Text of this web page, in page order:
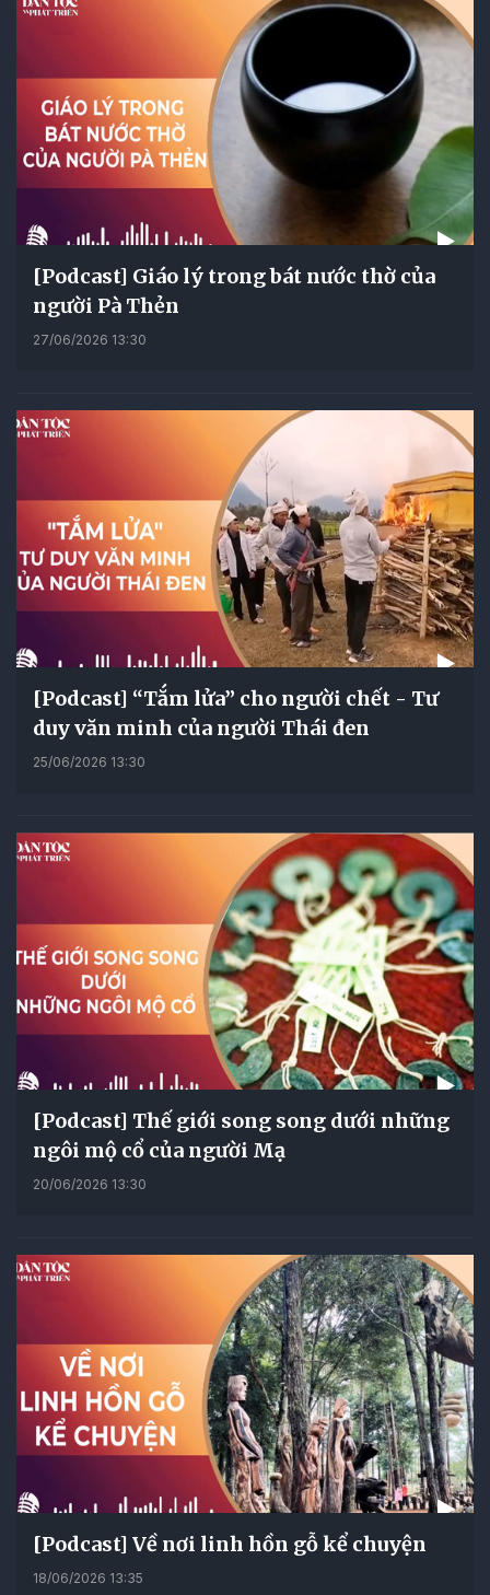
[Podcast] Giáo lý trong bát nước thờ của
người Pà Thẻn
27/06/2026 13:30
[Podcast] “Tắm lửa” cho người chết - Tư
duy văn minh của người Thái đen
25/06/2026 13:30
[Podcast] Thế giới song song dưới những
ngôi mộ cổ của người Mạ
20/06/2026 13:30
[Podcast] Về nơi linh hồn gỗ kể chuyện
18/06/2026 13:35